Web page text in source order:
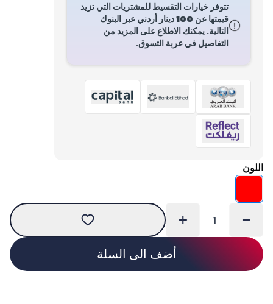
تتوفر خيارات التقسيط للمشتريات التي تزيد
قيمتها عن 100 دينار أردني
عبر البنوك
التالية. يمكنك الاطلاع على المزيد من
التفاصيل في عربة التسوق.
اللون
أضف الى السلة